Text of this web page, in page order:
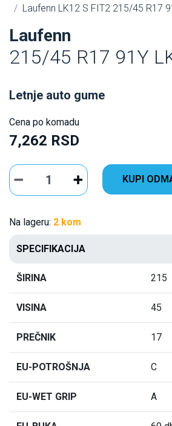
Laufenn LK12 S FIT2 215/45 R17
Laufenn
215/45 R17 91Y
Letnje auto gume
Cena po komadu
7,262 RSD
KUPI
Na lageru: 2 kom
SPECIFIKACIJA
ŠIRINA 215
VISINA 45
PREČNIK 17
EU-POTROŠNJA C
EU-WET GRIP A